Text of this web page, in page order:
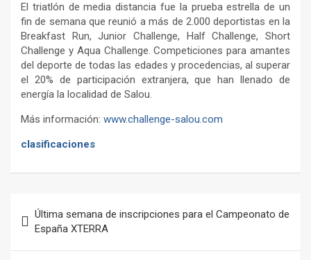
El triatlón de media distancia fue la prueba estrella de un
fin de semana que reunió a más de 2.000 deportistas en la
Breakfast Run, Junior Challenge, Half Challenge, Short
Challenge y Aqua Challenge. Competiciones para amantes
del deporte de todas las edades y procedencias, al superar
el 20% de participación extranjera, que han llenado de
energía la localidad de Salou.
Más información: www.challenge-salou.com
clasificaciones
Navegación
de
entradas
Última semana de inscripciones para el Campeonato de
España XTERRA